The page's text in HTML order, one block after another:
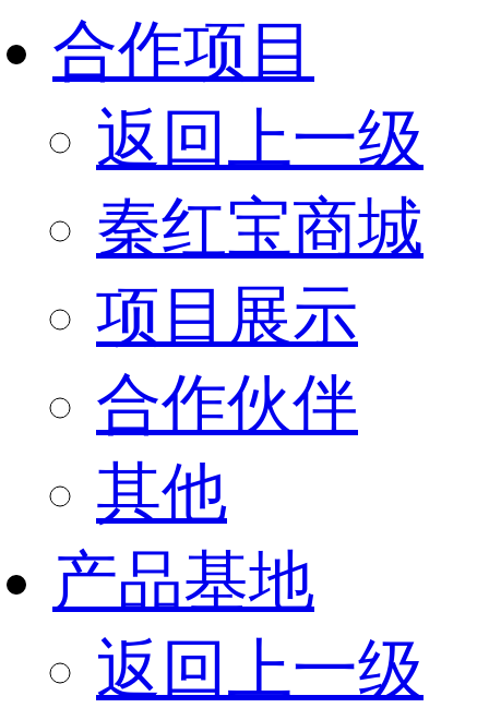
合作项目
返回上一级
秦红宝商城
项目展示
合作伙伴
其他
产品基地
返回上一级